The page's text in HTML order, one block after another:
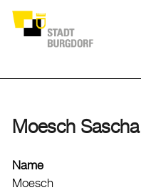
Verwaltung & Politik
Verwaltung
Stadtverwaltung
Moesch Sascha
Name
Moesch